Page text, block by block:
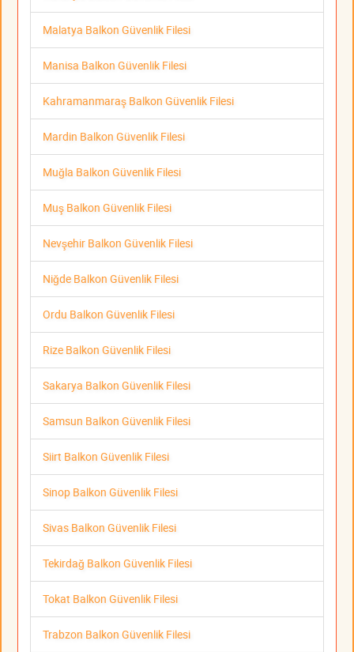
Malatya Balkon Güvenlik Filesi
Manisa Balkon Güvenlik Filesi
Kahramanmaraş Balkon Güvenlik Filesi
Mardin Balkon Güvenlik Filesi
Muğla Balkon Güvenlik Filesi
Muş Balkon Güvenlik Filesi
Nevşehir Balkon Güvenlik Filesi
Niğde Balkon Güvenlik Filesi
Ordu Balkon Güvenlik Filesi
Rize Balkon Güvenlik Filesi
Sakarya Balkon Güvenlik Filesi
Samsun Balkon Güvenlik Filesi
Siirt Balkon Güvenlik Filesi
Sinop Balkon Güvenlik Filesi
Sivas Balkon Güvenlik Filesi
Tekirdağ Balkon Güvenlik Filesi
Tokat Balkon Güvenlik Filesi
Trabzon Balkon Güvenlik Filesi